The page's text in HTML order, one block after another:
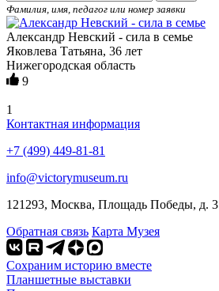
Фамилия, имя, педагог или номер заявки
Александр Невский - сила в семье
Яковлева Татьяна, 36 лет
Нижегородская область
9
1
Контактная информация
+7 (499) 449-81-81
info@victorymuseum.ru
121293, Москва, Площадь Победы, д. 3
Обратная связь Карта Музея
Сохраним историю вместе
Планшетные выставки